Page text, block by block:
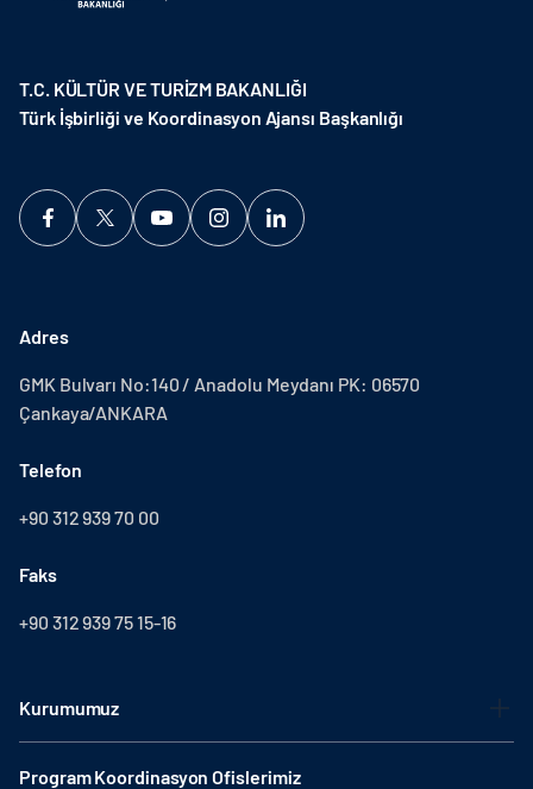
T.C. KÜLTÜR VE TURİZM BAKANLIĞI
Türk İşbirliği ve Koordinasyon Ajansı Başkanlığı
Adres
GMK Bulvarı No:140 / Anadolu Meydanı PK: 06570
Çankaya/ANKARA
Telefon
+90 312 939 70 00
Faks
+90 312 939 75 15-16
Kurumumuz
Program Koordinasyon Ofislerimiz